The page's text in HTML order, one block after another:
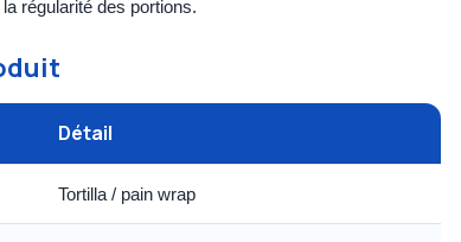
régularité des portions.
Détail
Tortilla / pain wrap